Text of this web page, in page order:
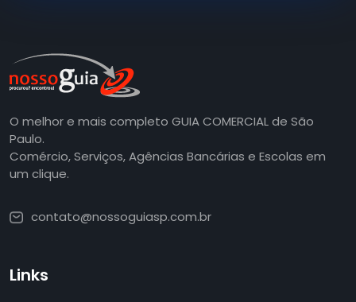
O melhor e mais completo GUIA COMERCIAL de São
Paulo.
Comércio, Serviços, Agências Bancárias e Escolas em
um clique.
contato@nossoguiasp.com.br
Links